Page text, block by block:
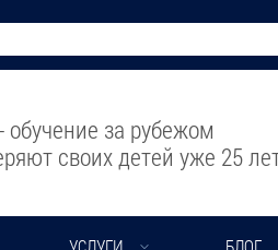
обучение за рубежом
своих детей уже 25